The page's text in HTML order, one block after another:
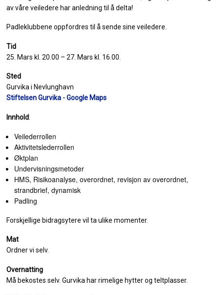
av våre veiledere har anledning til å delta!
Padleklubbene oppfordres til å sende sine veiledere.
Tid
25. Mars kl. 20.00 – 27. Mars kl. 16.00.
Sted
Gurvika i Nevlunghavn
Stiftelsen Gurvika - Google Maps
Innhold:
Veilederrollen
Aktivitetslederrollen
Øktplan
Undervisningsmetoder
HMS, Risikoanalyse, overordnet, revisjon av overordnet,
strandbrief, dynamisk
Padling
Forskjellige bidragsytere vil ta ulike momenter.
Mat
Ordner vi selv.
Overnatting
Må bekostes selv. Gurvika har rimelige hytter og teltplasser.